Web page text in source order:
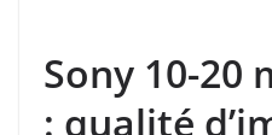
Sony 10-20
: qualité